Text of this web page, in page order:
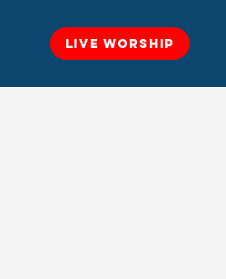
LIVE WORSHIP